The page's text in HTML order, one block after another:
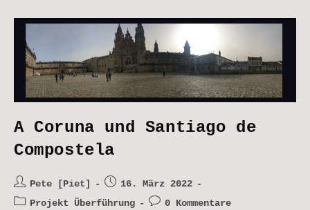
A Coruna und Santiago de
Compostela
Beitrags-
Autor:
Pete [Piet]
Beitrag
veröffentlicht:
16. März 2022
Beitrags-
Projekt Überführung
Beitrags-
0 Kommentare